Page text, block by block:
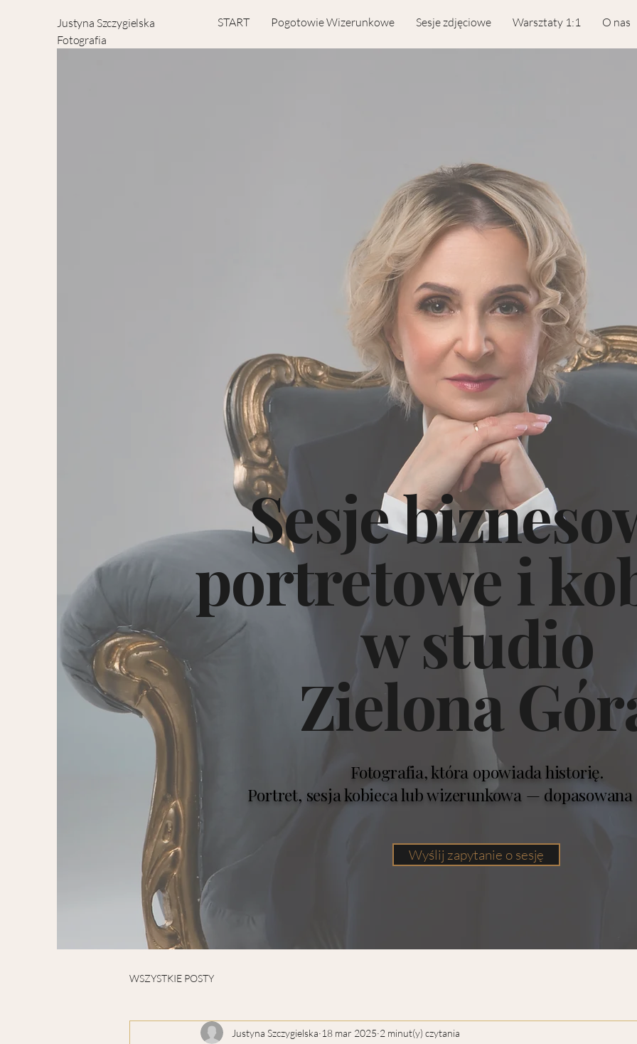
Justyna Szczygielska
Fotografia
START Pogotowie Wizerunkowe Sesje zdjęciowe Warsztaty 1:1 O nas
Sesje
portretowe i
w studio
Zielona
Fotografia, która opowiada historię.
Portret, sesja kobieca lub wizerunkowa — dopasowana
Wyślij zapytanie o sesję
WSZYSTKIE POSTY
Justyna Szczygielska 18 mar 2025 2 minut(y) czytania